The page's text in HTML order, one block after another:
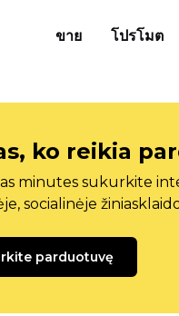
ขาย โปรโมต
ko reikia
minutes sukurkite
socialinėje
parduotuvę